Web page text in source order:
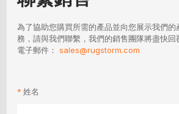
為了協助您購買所需的產品並向您展示我們的
務，請與我們聯繫，我們的銷售團隊將盡快回
電子郵件： sales@rugstorm.com
姓名